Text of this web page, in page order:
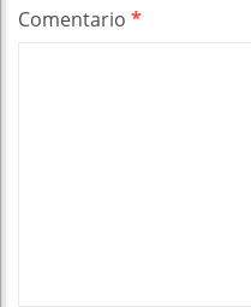
Comentario *